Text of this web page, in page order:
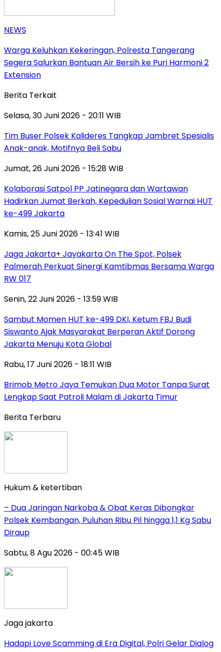
NEWS
Warga Keluhkan Kekeringan, Polresta Tangerang
Segera Salurkan Bantuan Air Bersih ke Puri Harmoni 2
Extension
Berita Terkait
Selasa, 30 Juni 2026 - 20:11 WIB
Tim Buser Polsek Kalideres Tangkap Jambret Spesialis
Anak-anak, Motifnya Beli Sabu
Jumat, 26 Juni 2026 - 15:28 WIB
Kolaborasi Satpol PP Jatinegara dan Wartawan
Hadirkan Jumat Berkah, Kepedulian Sosial Warnai HUT
ke-499 Jakarta
Kamis, 25 Juni 2026 - 13:41 WIB
Jaga Jakarta+ Jayakarta On The Spot, Polsek
Palmerah Perkuat Sinergi Kamtibmas Bersama Warga
RW 017
Senin, 22 Juni 2026 - 13:59 WIB
Sambut Momen HUT ke-499 DKI, Ketum FBJ Budi
Siswanto Ajak Masyarakat Berperan Aktif Dorong
Jakarta Menuju Kota Global
Rabu, 17 Juni 2026 - 18:11 WIB
Brimob Metro Jaya Temukan Dua Motor Tanpa Surat
Lengkap Saat Patroli Malam di Jakarta Timur
Berita Terbaru
Hukum & ketertiban
– Dua Jaringan Narkoba & Obat Keras Dibongkar
Polsek Kembangan, Puluhan Ribu Pil hingga 1,1 Kg Sabu
Diraup
Sabtu, 8 Agu 2026 - 00:45 WIB
Jaga jakarta
Hadapi Love Scamming di Era Digital, Polri Gelar Dialog